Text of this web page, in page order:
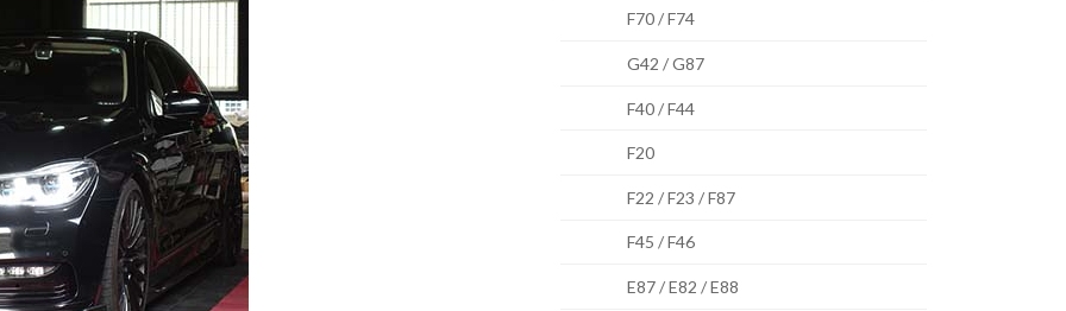
F70 / F74
G42 / G87
F40 / F44
F20
F22 / F23 / F87
F45 / F46
E87 / E82 / E88